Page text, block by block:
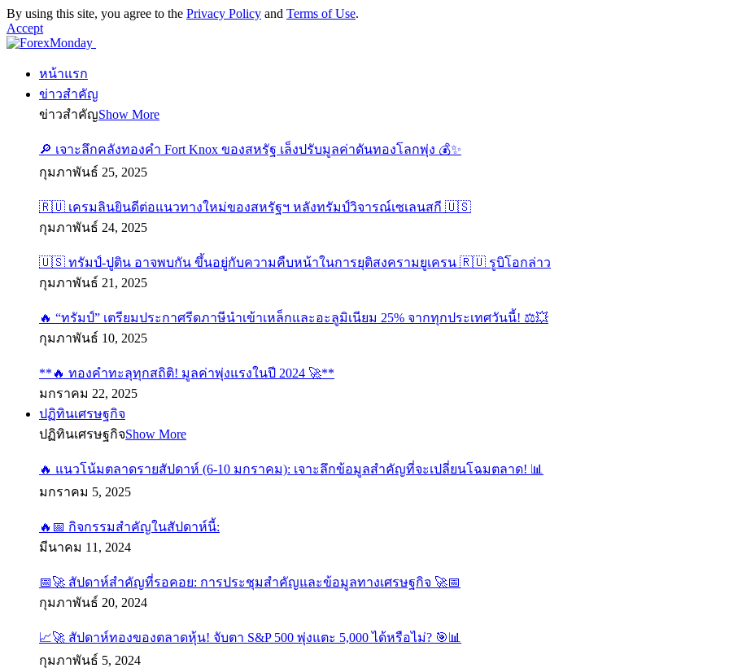
By using this site, you agree to the Privacy Policy and Terms of Use.
Accept
หน้าแรก
ข่าวสำคัญ
ข่าวสำคัญShow More
🔎 เจาะลึกคลังทองคำ Fort Knox ของสหรัฐ เล็งปรับมูลค่าดันทองโลกพุ่ง 💰✨
กุมภาพันธ์ 25, 2025
🇷🇺 เครมลินยินดีต่อแนวทางใหม่ของสหรัฐฯ หลังทรัมป์วิจารณ์เซเลนสกี 🇺🇸
กุมภาพันธ์ 24, 2025
🇺🇸 ทรัมป์-ปูติน อาจพบกัน ขึ้นอยู่กับความคืบหน้าในการยุติสงครามยูเครน 🇷🇺 รูบิโอกล่าว
กุมภาพันธ์ 21, 2025
🔥 “ทรัมป์” เตรียมประกาศรีดภาษีนำเข้าเหล็กและอะลูมิเนียม 25% จากทุกประเทศวันนี้! ⚖️💥
กุมภาพันธ์ 10, 2025
**🔥 ทองคำทะลุทุกสถิติ! มูลค่าพุ่งแรงในปี 2024 🚀**
มกราคม 22, 2025
ปฏิทินเศรษฐกิจ
ปฏิทินเศรษฐกิจShow More
🔥 แนวโน้มตลาดรายสัปดาห์ (6-10 มกราคม): เจาะลึกข้อมูลสำคัญที่จะเปลี่ยนโฉมตลาด! 📊
มกราคม 5, 2025
🔥📅 กิจกรรมสำคัญในสัปดาห์นี้:
มีนาคม 11, 2024
📅🚀 สัปดาห์สำคัญที่รอคอย: การประชุมสำคัญและข้อมูลทางเศรษฐกิจ 🚀📅
กุมภาพันธ์ 20, 2024
📈🚀 สัปดาห์ทองของตลาดหุ้น! จับตา S&P 500 พุ่งแตะ 5,000 ได้หรือไม่? 🎯📊
กุมภาพันธ์ 5, 2024